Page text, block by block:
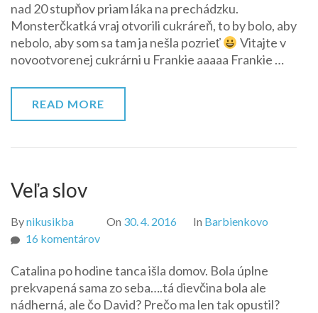
nad 20 stupňov priam láka na prechádzku.
Monsterčkatká vraj otvorili cukráreň, to by bolo, aby
nebolo, aby som sa tam ja nešla pozrieť
Vitajte v
novootvorenej cukrárni u Frankie aaaaa Frankie …
READ MORE
Veľa slov
Bynikusikba On 30. 4. 2016 In Barbienkovo
16 komentárovna
slov
Catalina po hodine tanca išla domov. Bola úplne
prekvapená sama zo seba….tá dievčina bola ale
nádherná, ale čo David? Prečo ma len tak opustil?